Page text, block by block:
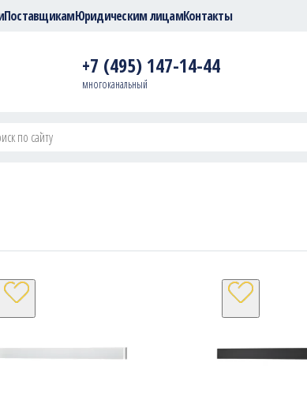
ПоставщикамЮридическим лицамКонтакты
+7 (495) 147-14-44
многоканальный